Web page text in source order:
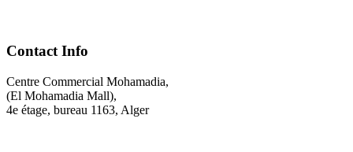
Contact Info
Centre Commercial Mohamadia,
(El Mohamadia Mall),
4e étage, bureau 1163, Alger